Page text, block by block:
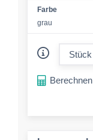
Farbe
grau
Berechnen